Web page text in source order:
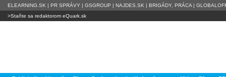
ELEARNING.SK | PR SPRÁVY | GSGROUP | NAJDES.SK | BRIGÁDY, PRÁCA |
>Staňte sa redaktorom eQuark.sk